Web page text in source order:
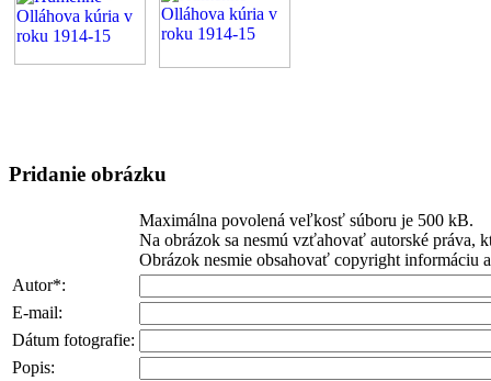
Pridanie obrázku
Maximálna povolená veľkosť súboru je 500 kB.
Na obrázok sa nesmú vzťahovať autorské práva,
Obrázok nesmie obsahovať copyright informáciu
Autor*:
E-mail:
Dátum fotografie:
Popis: